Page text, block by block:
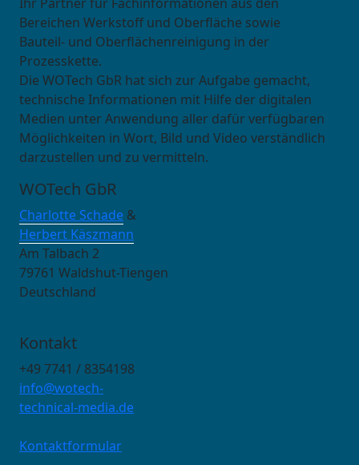
Bereichen Werkstoff und Oberfläche sowie
Bauteil- und Oberflächenreinigung in der
Prozesskette.
Die WOTech GbR hat sich zur Aufgabe gemacht,
technische Informationen mit Hilfe der digitalen
Medien unter Anwendung aller dafür verfügbaren
Möglichkeiten in Wort, Bild und Video verständlich
darzustellen und zu vermitteln.
WOTech GbR
Charlotte Schade &
Herbert Käszmann
Am Talbach 2
79761 Waldshut-Tiengen
Deutschland
Kontakt
+49 7741 / 8354198
info@wotech-
technical-media.de
Kontaktformular